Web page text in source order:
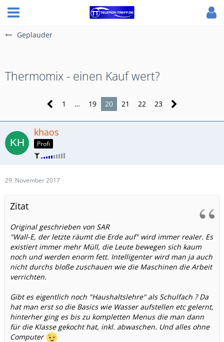
Geplauder
Thermomix - einen Kauf wert?
1 … 19 20 21 22 23
khaos
Profi
29. November 2017
Zitat
Original geschrieben von SAR
"Wall-E, der letzte räumt die Erde auf" wird immer realer. Es
existiert immer mehr Müll, die Leute bewegen sich kaum
noch und werden enorm fett. Intelligenter wird man ja auch
nicht durchs bloße zuschauen wie die Maschinen die Arbeit
verrichten.
Gibt es eigentlich noch "Haushaltslehre" als Schulfach ? Da
hat man erst so die Basics wie Wasser aufstellen etc gelernt,
hinterher ging es bis zu kompletten Menus die man dann
für die Klasse gekocht hat, inkl. abwaschen. Und alles ohne
Computer